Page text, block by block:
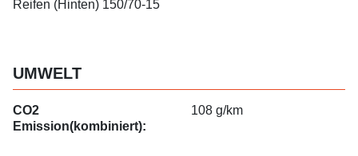
Reifen (Hinten) 150/70-15
UMWELT
CO2
Emission(kombiniert):
108 g/km